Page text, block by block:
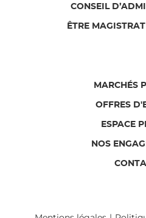
CONSEIL
ÊTRE
MARCHÉS
OFFRES
ESPACE
NOS